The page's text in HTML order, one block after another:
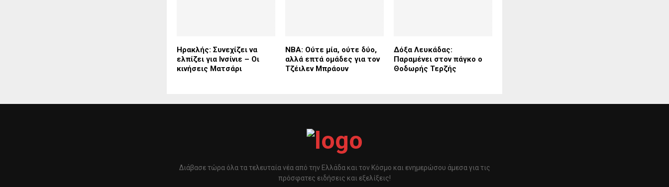
Ηρακλής: Συνεχίζει να
ελπίζει για Ινσίνιε – Οι
κινήσεις Ματσάρι
NBA: Ούτε μία, ούτε δύο,
αλλά επτά ομάδες για τον
Τζέιλεν Μπράουν
Δόξα Λευκάδας:
Παραμένει στον πάγκο ο
Θοδωρής Τερζής
Διάβασε τώρα όλα τα τελευταία νέα από την Ελλάδα και τον Κόσμο και ενημερώσου άμεσα για τις
πρόσφατες ειδήσεις και εξελίξεις!